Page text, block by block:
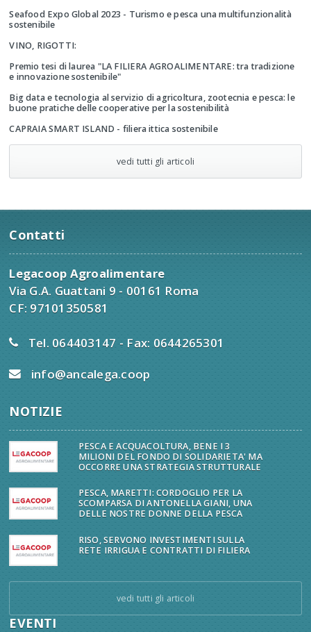
Seafood Expo Global 2023 - Turismo e pesca una multifunzionalità
sostenibile
VINO, RIGOTTI:
Premio tesi di laurea "LA FILIERA AGROALIMENTARE: tra tradizione
e innovazione sostenibile"
Big data e tecnologia al servizio di agricoltura, zootecnia e pesca: le
buone pratiche delle cooperative per la sostenibilità
CAPRAIA SMART ISLAND - filiera ittica sostenibile
vedi tutti gli articoli
Contatti
Legacoop Agroalimentare
Via G.A. Guattani 9 - 00161 Roma
CF: 97101350581
Tel. 064403147 - Fax: 0644265301
info@ancalega.coop
NOTIZIE
PESCA E ACQUACOLTURA, BENE I 3
MILIONI DEL FONDO DI SOLIDARIETA' MA
OCCORRE UNA STRATEGIA STRUTTURALE
PESCA, MARETTI: CORDOGLIO PER LA
SCOMPARSA DI ANTONELLA GIANI, UNA
DELLE NOSTRE DONNE DELLA PESCA
RISO, SERVONO INVESTIMENTI SULLA
RETE IRRIGUA E CONTRATTI DI FILIERA
vedi tutti gli articoli
EVENTI